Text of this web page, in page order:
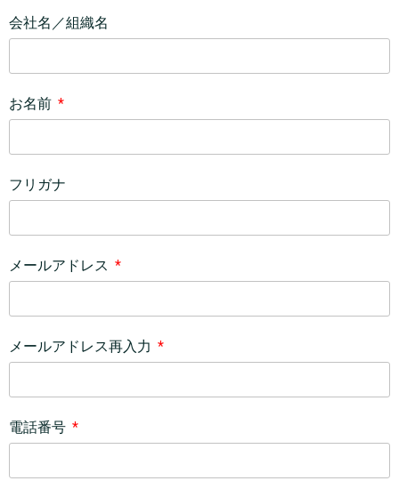
会社名／組織名
お名前
フリガナ
メールアドレス
メールアドレス再入力
電話番号